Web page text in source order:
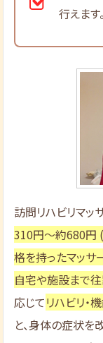
行えます。
訪問リハビリマッ
310円～約680円
格を持ったマッ
自宅や施設まで
応じてリハビリ・
と、身体の症状を